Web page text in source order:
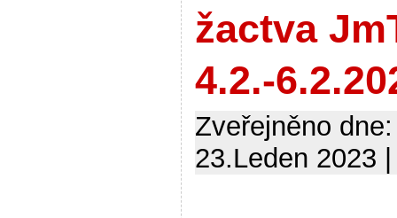
žactva
4.2.-
Zveřejněno dne:
23.Leden 2023 |